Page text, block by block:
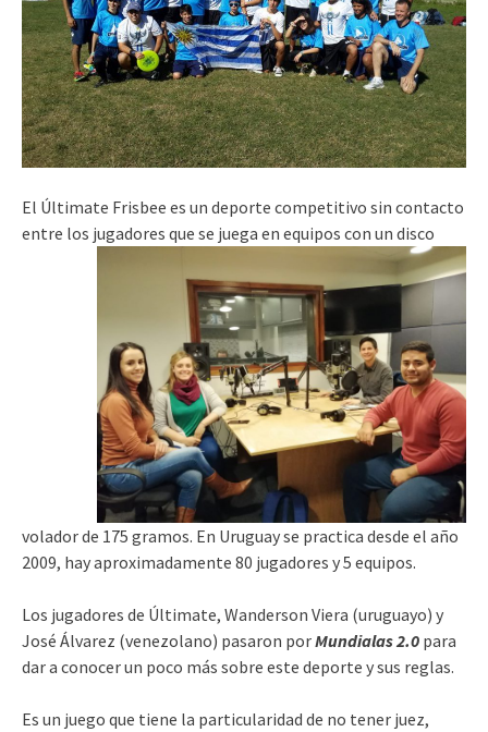
El Últimate Frisbee es un deporte competitivo sin contacto
entre los jugadores que se juega en equipos con un disco
volador de 175 gramos. En Uruguay se practica desde el año
2009, hay aproximadamente 80 jugadores y 5 equipos.
Los jugadores de Últimate, Wanderson Viera (uruguayo) y
José Álvarez (venezolano) pasaron porMundialas 2.0 para
dar a conocer un poco más sobre este deporte y sus reglas.
Es un juego que tiene la particularidad de no tener juez,